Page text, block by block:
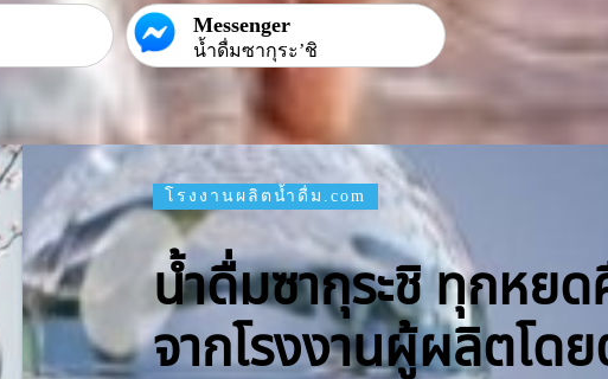
Messenger
น้ำดื่มซากุระ’ชิ
โรงงานผลิตน้ำดื่ม.com
น้ำดื่มซากุระชิ ทุกหยด
จากโรงงานผู้ผลิตโด